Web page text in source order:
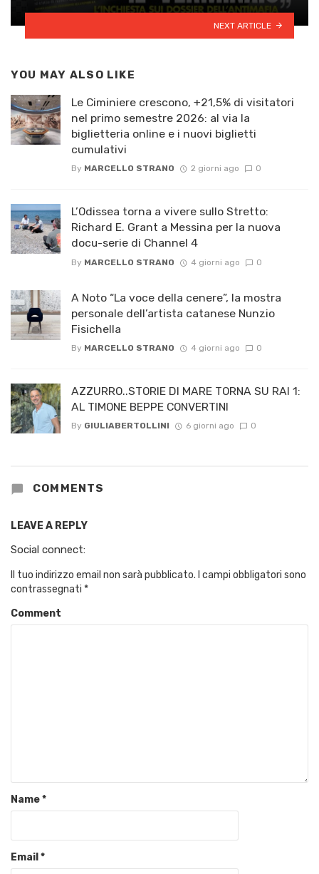
NEXT ARTICLE
YOU MAY ALSO LIKE
Le Ciminiere crescono, +21,5% di visitatori
nel primo semestre 2026: al via la
biglietteria online e i nuovi biglietti
cumulativi
By MARCELLO STRANO 2 giorni ago 0
L’Odissea torna a vivere sullo Stretto:
Richard E. Grant a Messina per la nuova
docu-serie di Channel 4
By MARCELLO STRANO 4 giorni ago 0
A Noto “La voce della cenere”, la mostra
personale dell’artista catanese Nunzio
Fisichella
By MARCELLO STRANO 4 giorni ago 0
AZZURRO..STORIE DI MARE TORNA SU RAI 1:
AL TIMONE BEPPE CONVERTINI
By GIULIABERTOLLINI 6 giorni ago 0
COMMENTS
LEAVE A REPLY
Social connect:
Il tuo indirizzo email non sarà pubblicato. I campi obbligatori sono
contrassegnati *
Comment
Name*
Email *